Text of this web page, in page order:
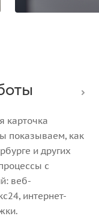
карточка
показываем, как
и других
с
веб-
интернет-